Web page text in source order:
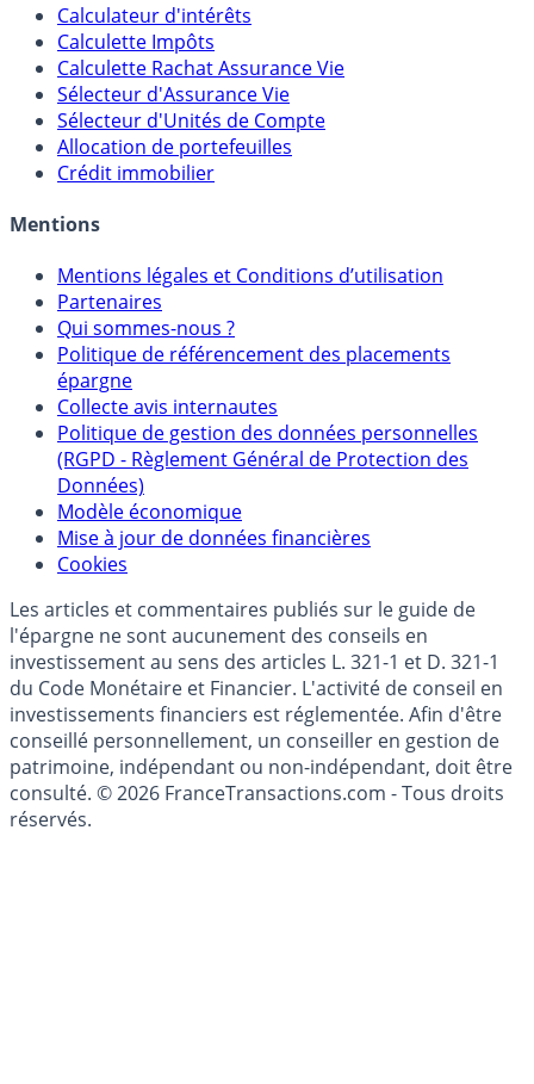
Calculateur d'intérêts
Calculette Impôts
Calculette Rachat Assurance Vie
Sélecteur d'Assurance Vie
Sélecteur d'Unités de Compte
Allocation de portefeuilles
Crédit immobilier
Mentions
Mentions légales et Conditions d’utilisation
Partenaires
Qui sommes-nous ?
Politique de référencement des placements
épargne
Collecte avis internautes
Politique de gestion des données personnelles
(RGPD - Règlement Général de Protection des
Données)
Modèle économique
Mise à jour de données financières
Cookies
Les articles et commentaires publiés sur le guide de
l'épargne ne sont aucunement des conseils en
investissement au sens des articles L. 321-1 et D. 321-1
du Code Monétaire et Financier. L'activité de conseil en
investissements financiers est réglementée. Afin d'être
conseillé personnellement, un conseiller en gestion de
patrimoine, indépendant ou non-indépendant, doit être
consulté. © 2026 FranceTransactions.com - Tous droits
réservés.